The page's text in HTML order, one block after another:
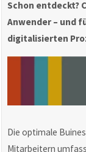
Schon entdeckt?
Anwender – und
digitalisierten
Die optimale
Mitarbeitern